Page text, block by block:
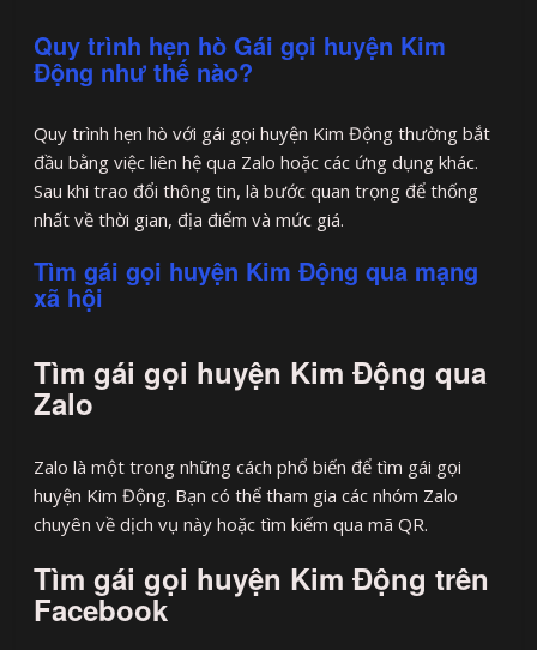
Quy trình hẹn hò Gái gọi huyện Kim
Động như thế nào?
Quy trình hẹn hò với gái gọi huyện Kim Động thường bắt
đầu bằng việc liên hệ qua Zalo hoặc các ứng dụng khác.
Sau khi trao đổi thông tin, là bước quan trọng để thống
nhất về thời gian, địa điểm và mức giá.
Tìm gái gọi huyện Kim Động qua mạng
xã hội
Tìm gái gọi huyện Kim Động qua
Zalo
Zalo là một trong những cách phổ biến để tìm gái gọi
huyện Kim Động. Bạn có thể tham gia các nhóm Zalo
chuyên về dịch vụ này hoặc tìm kiếm qua mã QR.
Tìm gái gọi huyện Kim Động trên
Facebook